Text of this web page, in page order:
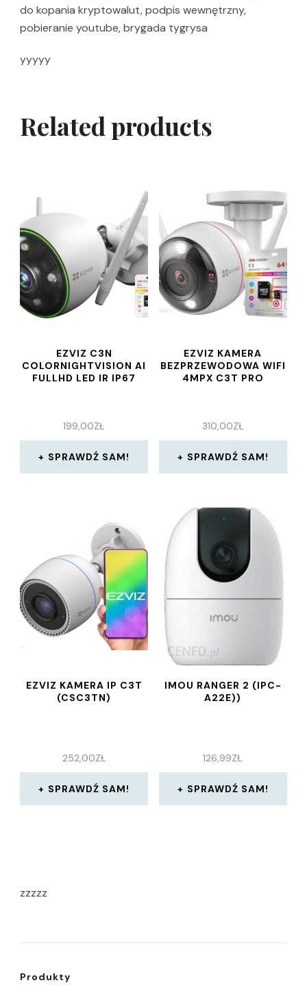
do kopania kryptowalut, podpis wewnętrzny,
pobieranie youtube, brygada tygrysa
yyyyy
Related products
EZVIZ C3N
COLORNIGHTVISION AI
FULLHD LED IR IP67
199,00ZŁ
SPRAWDŹ SAM!
EZVIZ KAMERA
BEZPRZEWODOWA WIFI
4MPX C3T PRO
310,00ZŁ
SPRAWDŹ SAM!
EZVIZ KAMERA IP C3T
(CSC3TN)
252,00ZŁ
SPRAWDŹ SAM!
IMOU RANGER 2 (IPC-
A22E))
126,99ZŁ
SPRAWDŹ SAM!
zzzzz
Produkty